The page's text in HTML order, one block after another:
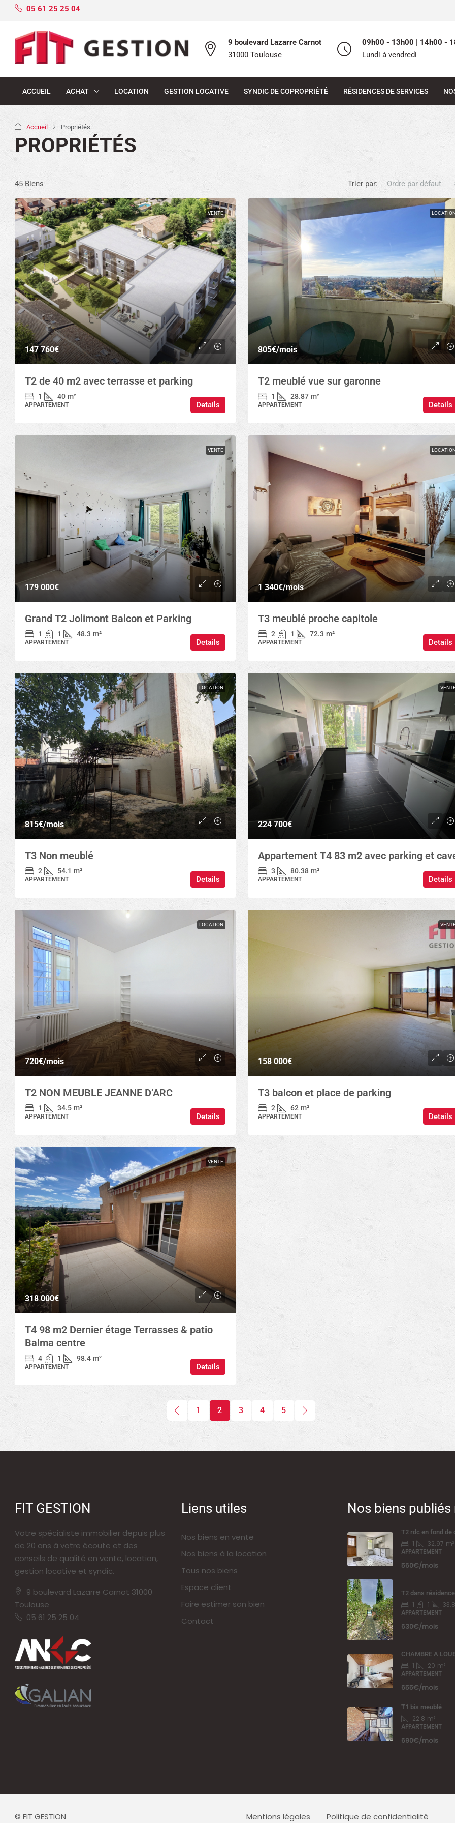
05 61 25 25 04
9 boulevard Lazarre Carnot
31000 Toulouse
09h00 - 13h00 | 14h00 -
Lundi à vendredi
ACCUEIL ACHAT LOCATION GESTION LOCATIVE SYNDIC DE COPROPRIÉTÉ RÉSIDENCES DE SERVICES
Accueil Propriétés
PROPRIÉTÉS
45 Biens Trier par: Ordre par défaut
VENTE
147 760€
T2 de 40 m2 avec terrasse et parking
1 40 m²
APPARTEMENT Details
805€/mois
T2 meublé vue sur garonne
1 28.87 m²
APPARTEMENT Details
VENTE
179 000€
Grand T2 Jolimont Balcon et Parking
1 1 48.3 m²
APPARTEMENT Details
1 340€/mois
T3 meublé proche capitole
2 1 72.3 m²
APPARTEMENT Details
LOCATION
815€/mois
T3 Non meublé
2 54.1 m²
APPARTEMENT Details
224 700€
Appartement T4 83 m2 avec parking et
3 80.38 m²
APPARTEMENT Details
LOCATION
720€/mois
T2 NON MEUBLE JEANNE D’ARC
1 34.5 m²
APPARTEMENT Details
158 000€
T3 balcon et place de parking
2 62 m²
APPARTEMENT Details
VENTE
318 000€
T4 98 m2 Dernier étage Terrasses & patio
Balma centre
4 1 98.4 m²
APPARTEMENT Details
1 2 3 4 5
FIT GESTION
Votre spécialiste immobilier depuis plus
de 20 ans à votre écoute et des
conseils de qualité en vente, location,
gestion locative et syndic.
9 boulevard Lazarre Carnot 31000
Toulouse
05 61 25 25 04
Liens utiles
Nos biens en vente
Nos biens à la location
Tous nos biens
Espace client
Faire estimer son bien
Contact
Nos biens
T2 rdc en fond de
1 32.97 m²
APPARTEMENT
560€/mois
T2 dans
1 1
APPARTEMENT
630€/mois
CHAMBRE A
1 20 m²
APPARTEMENT
655€/mois
T1 bis meublé
22.8 m²
APPARTEMENT
690€/mois
© FIT GESTION Mentions légales Politique de confidentialité